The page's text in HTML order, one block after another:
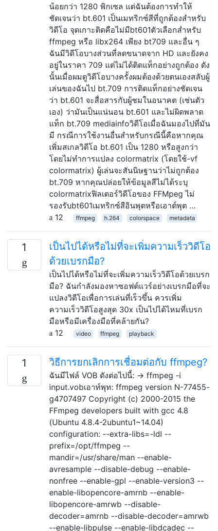
น้อยกว่า 1280 พิกเซล แต่ฉันต้องการทำให้
ชัดเจนว่า bt.601 เป็นเมทริกซ์สีที่ถูกต้องสำหรับ
วิดีโอ จุดเกาะติดคือไม่มีbt601ตัวเลือกสำหรับ
ffmpeg หรือ libx264 เพียง bt709 และอื่น ๆ
ฉันมีวิดีโอบางส่วนที่ลดขนาดจาก HD และยังคง
อยู่ในราคา 709 แต่ไม่ได้ติดแท็กอย่างถูกต้อง ดัง
นั้นเมื่อผมดูวิดีโอบางครั้งผมต้องด้วยตนเองสลับผู้
เล่นของฉันไป bt.709 การติดแท็กอย่างชัดเจน
ว่า bt.601 จะสื่อสารกับผู้ชมในอนาคต (เช่นตัว
เอง) ว่ามันเป็นแน่นอน bt.601 และไม่ผิดพลาด
แท็ก bt.709 mediainfoวิดีโอเมื่อฉันมองไปที่มัน
มี กรณีการใช้งานอื่นสำหรับกรณีนี้คือหากคุณ
เพิ่มสเกลวิดีโอ bt.601 เป็น 1280 หรือสูงกว่า
โดยไม่ทำการแปลง colormatrix (โดยใช้-vf
colormatrix) ผู้เล่นจะสันนิษฐานว่าไม่ถูกต้อง
bt.709 หากคุณปล่อยให้ข้อมูลสีไม่ได้ระบุ
colormatrixฟิลเตอร์วิดีโอของ FFMpeg ไม่
รองรับbt601เมทริกซ์สีอินพุตหรือเอาต์พุต …
12
ffmpeg h.264 colorspace metadata
1
เป็นไปได้หรือไม่ที่จะเพิ่มความเร็ววิดีโอ
ด้วยเบรกมือ?
เป็นไปได้หรือไม่ที่จะเพิ่มความเร็ววิดีโอด้วยเบรก
มือ? ฉันกำลังมองหาซอฟต์แวร์อย่างเบรกมือที่จะ
แปลงวิดีโอเพื่อการเล่นที่เร็วขึ้น ควรเพิ่ม
ความเร็ววิดีโอสูงสุด 30x เป็นไปได้ไหมที่เบรก
มือหรือมีเครื่องมือที่คล้ายกัน?
12
video ffmpeg playback
1 วิธีการยกเลิกการเชื่อมต่อกับ ffmpeg?
ฉันมีไฟล์ VOB ดังต่อไปนี้: → ffmpeg -i
input.vobเอาท์พุท: ffmpeg version N-77455-
g4707497 Copyright (c) 2000-2015 the
FFmpeg developers built with gcc 4.8
(Ubuntu 4.8.4-2ubuntu1~14.04)
configuration: --extra-libs=-ldl --
prefix=/opt/ffmpeg --
mandir=/usr/share/man --enable-
avresample --disable-debug --enable-
nonfree --enable-gpl --enable-version3 --
enable-libopencore-amrnb --enable-
libopencore-amrwb --disable-
decoder=amrnb --disable-decoder=amrwb
--enable-libpulse --enable-libdcadec --